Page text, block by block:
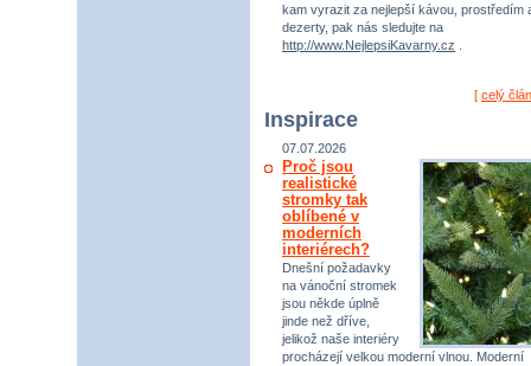
kam vyrazit za nejlepší kávou, prostředím
dezerty, pak nás sledujte na
http://www.NejlepsiKavarny.cz
[ celý
Inspirace
07.07.2026
Proč jsou
realistické
stromky tak
oblíbené v
moderních
interiérech?
Dnešní požadavky
na vánoční stromek
jsou někde úplně
jinde než dříve,
jelikož naše interiéry
procházejí velkou moderní vlnou. Moderní